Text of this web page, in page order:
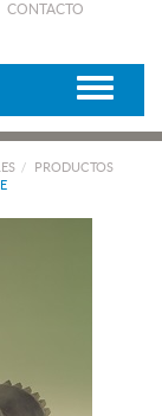
CONTACTO
PRODUCTOS